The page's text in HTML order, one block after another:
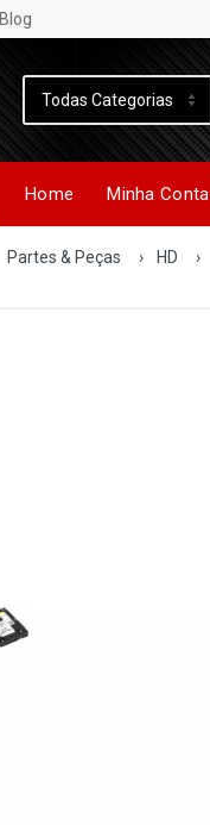
Blog
Home Minha Conta
Partes & Peças › HD ›